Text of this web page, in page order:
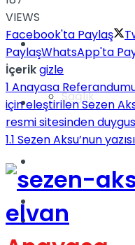
Sağlık
Türkiye
Müzik
Tatil
VIEWS
Facebook'ta Paylaş
PaylaşWhatsApp'ta
İçerikgizle
1 Anayasa
için eleştirilen Sezen
resmi sitesinden
1.1 Sezen Aksu’nun